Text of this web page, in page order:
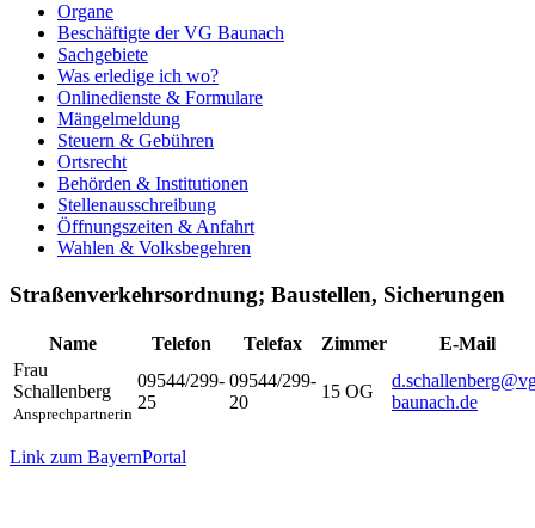
Organe
Beschäftigte der VG Baunach
Sachgebiete
Was erledige ich wo?
Onlinedienste & Formulare
Mängelmeldung
Steuern & Gebühren
Ortsrecht
Behörden & Institutionen
Stellenausschreibung
Öffnungszeiten & Anfahrt
Wahlen & Volksbegehren
Straßenverkehrsordnung; Baustellen, Sicherungen
Name Telefon Telefax Zimmer
E-Mail
Frau
Schallenberg
Ansprechpartnerin
09544/299-
25
09544/299-
20
15 OG
baunach.de
Link zum BayernPortal